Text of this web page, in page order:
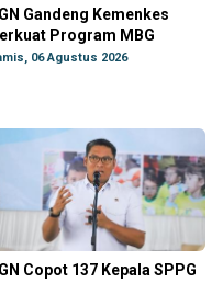
Gandeng Kemenkes
Program MBG
06 Agustus 2026
Copot 137 Kepala SPPG